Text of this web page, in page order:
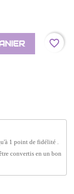
favorite_border
1 point de fidélité.
convertis en un bon